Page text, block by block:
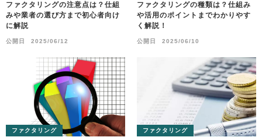
ファクタリングの注意点は？仕組
みや業者の選び方まで初心者向け
に解説
公開日 2025/06/12
ファクタリングの種類は？仕組み
や活用のポイントまでわかりやす
く解説！
公開日 2025/06/10
ファクタリング ファクタリング